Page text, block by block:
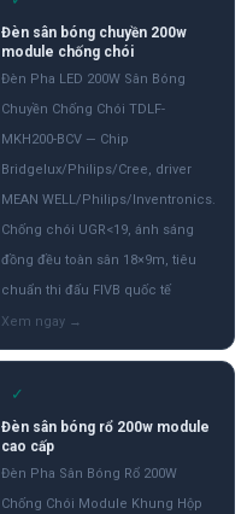
Đèn sân bóng chuyền 200w
module chống chói
Đèn Pha LED 200W Sân Bóng
Chuyền Chống Chói TDLF-
MKH200-BCV — Chip
Bridgelux/Philips/Cree, driver
MEAN WELL/Philips/Inventronics.
Chống chói UGR<19, ánh sáng
đồng đều toàn sân 18×9m, tiêu
chuẩn thi đấu FIVB quốc tế
✓
Đèn sân bóng rổ 200w module
cao cấp
Đèn Pha Sân Bóng Rổ 200W
Chống Chói Module Khung Hộp